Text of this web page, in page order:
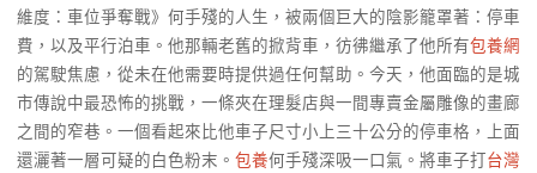
維度：車位爭奪戰》何手殘的人生，被兩個巨大的陰影籠罩著：停車
費，以及平行泊車。他那輛老舊的掀背車，彷彿繼承了他所有包養網
的駕駛焦慮，從未在他需要時提供過任何幫助。今天，他面臨的是城
市傳說中最恐怖的挑戰，一條夾在理髮店與一間專賣金屬雕像的畫廊
之間的窄巷。一個看起來比他車子尺寸小上三十公分的停車格，上面
還灑著一層可疑的白色粉末。 包養何手殘深吸一口氣。將車子打台灣